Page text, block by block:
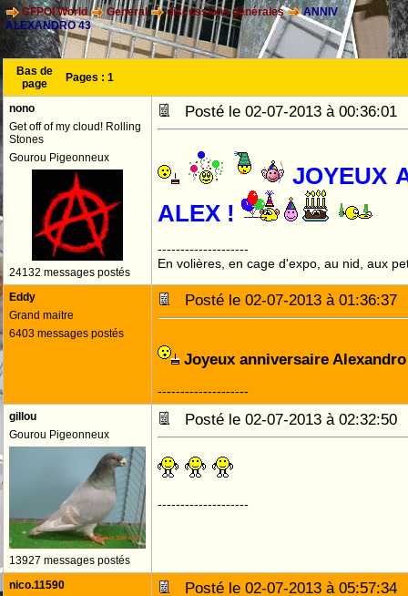
CFPOI World General discussions générales
ANNIV
ALEXANDRO 43
Bas de
page
Pages : 1
nono
Get off of my cloud! Rolling
Stones
Gourou Pigeonneux
24132 messages postés
Posté le 02-07-2013 à
--------------------
En volières, en cage d'expo, au nid, aux
Eddy
Grand maitre
6403 messages postés
Posté le 02-07-2013 à
Joyeux anniversaire
--------------------
gillou
Gourou Pigeonneux
13927 messages postés
Posté le 02-07-2013 à
--------------------
nico.11590
Posté le 02-07-2013 à